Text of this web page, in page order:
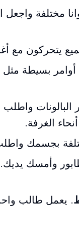
مختلفة
يتحركون مع
أوامر بسيطة
البالونات
الغرفة.
بجسمك
وأمسك يديك.
. يعمل طالب